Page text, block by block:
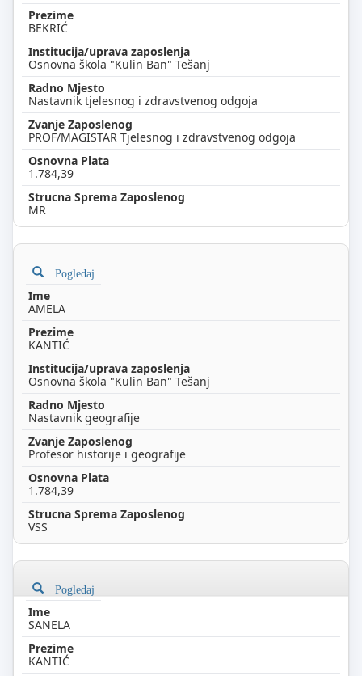
BEKRIĆ
Osnovna škola "Kulin Ban" Tešanj
Nastavnik tjelesnog i zdravstvenog odgoja
PROF/MAGISTAR Tjelesnog i zdravstvenog odgoja
1.784,39
MR
Pogledaj
AMELA
KANTIĆ
Osnovna škola "Kulin Ban" Tešanj
Nastavnik geografije
Profesor historije i geografije
1.784,39
VSS
Pogledaj
SANELA
KANTIĆ